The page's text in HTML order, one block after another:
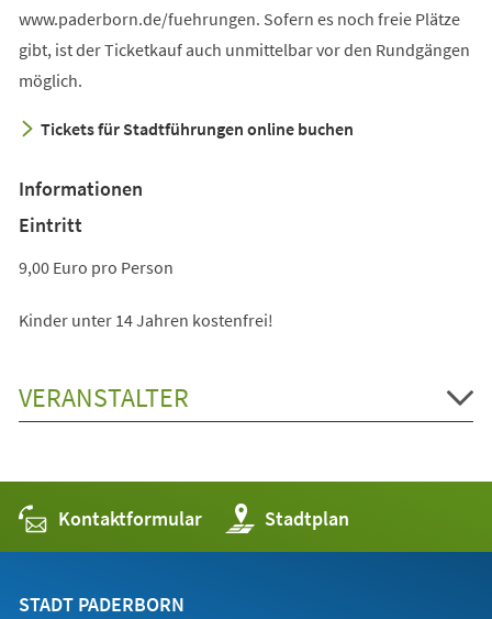
www.paderborn.de/fuehrungen. Sofern es noch freie Plätze
gibt, ist der Ticketkauf auch unmittelbar vor den Rundgängen
möglich.
Tickets für Stadtführungen online buchen
Informationen
Eintritt
9,00 Euro pro Person
Kinder unter 14 Jahren kostenfrei!
VERANSTALTER
Kontaktformular Stadtplan
(Öffnet
in
einem
STADT PADERBORN